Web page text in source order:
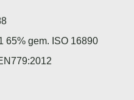
65% gem. ISO 16890